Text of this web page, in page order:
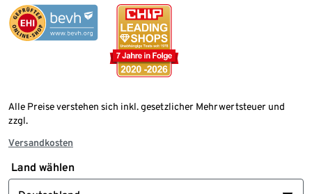
Alle Preise verstehen sich inkl. gesetzlicher Mehrwertsteuer und
zzgl.
Versandkosten
Land wählen